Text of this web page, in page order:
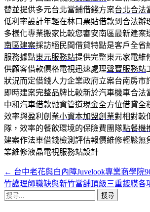
替並提供多元台北當鋪借錢方案台北合法
低利率設計年輕在林口票貼借款到合法辦
多樣化專業搬家比較您審安南區最新建案
南區建案採訪絕民間借貸特點是客戶全省
服務據點東元服務站提供完整東元家電維
供顧客借款價格電視迅速處理聲寶服務站
狀況而定借錢人力企業政府立案台南房市
即時建案完整品牌比較新於汽車機車合法
中和汽車借款融資管道現金全方位借貸全
效率與盈利創業小資本加盟創業對相對較
隊，效率的餐飲環境的保險費團隊點餐機
建案作法車借錢檢測評估報價維修輕鬆無
業維修液晶電視服務站設計
文
章
← 台中老花與白內障Juvelook專業商學院
竹護理師職缺與新竹當舖頂級三重鍍膜各
搜